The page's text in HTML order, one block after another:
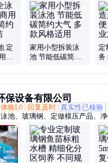
定
均
家用小型拆装泳
池 节能低碳简约
定
务
保设备有限公司
验L0 回复及时 真实性已核验
池、玻璃钢、定做模压产品、